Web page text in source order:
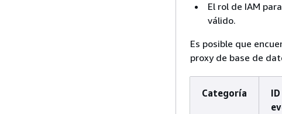
El rol de IAM
válido.
Es posible que
proxy de base de
Categoría